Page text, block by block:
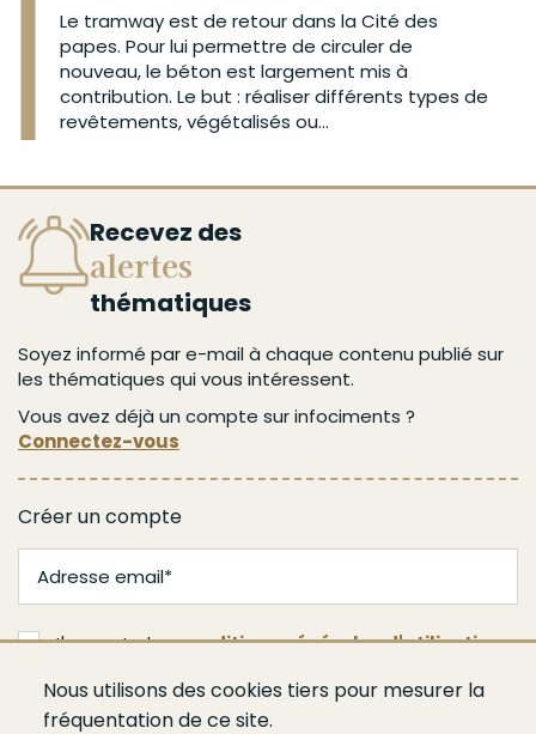
Nous utilisons des cookies tiers pour mesurer la
fréquentation de ce site.
Le tramway est de retour dans la Cité des
papes. Pour lui permettre de circuler de
nouveau, le béton est largement mis à
contribution. Le but : réaliser différents types de
revêtements, végétalisés ou...
Recevez des
alertes
thématiques
Soyez informé par e-mail à chaque contenu publié sur
les thématiques qui vous intéressent.
Vous avez déjà un compte sur infociments ?
Connectez-vous
Créer un compte
J'accepte lesconditions générales d'utilisation
Valider